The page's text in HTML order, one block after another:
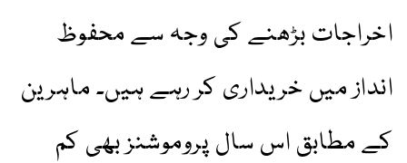
اخراجات بڑھنے کی وجہ سے محفوظ
انداز میں خریداری کر رہے ہیں۔ ماہرین
کے مطابق اس سال پروموشنز بھی کم